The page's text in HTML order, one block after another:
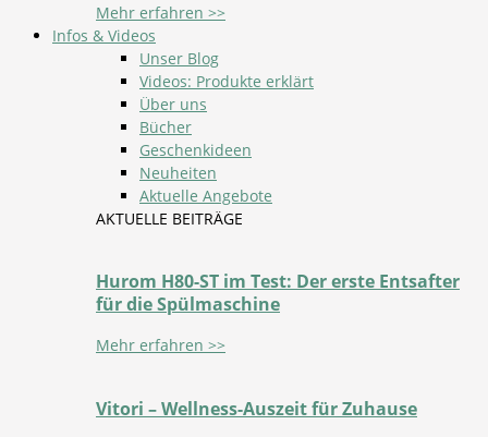
Mehr erfahren >>
Infos & Videos
Unser Blog
Videos: Produkte erklärt
Über uns
Bücher
Geschenkideen
Neuheiten
Aktuelle Angebote
AKTUELLE BEITRÄGE
Hurom H80-ST im Test: Der erste Entsafter
für die Spülmaschine
Mehr erfahren >>
Vitori – Wellness-Auszeit für Zuhause